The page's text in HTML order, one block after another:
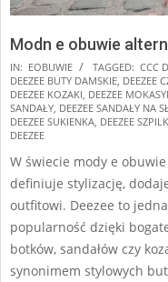
Modn e obuwie
2025-
01-
17
IN: EOBUWIE TAGGED: CCC
DEEZEE BUTY DAMSKIE DEEZEE
DEEZEE KOZAKI DEEZEE
SANDAŁY DEEZEE SANDAŁY NA
DEEZEE SUKIENKA DEEZEE
DEEZEE
W świecie mody e
definiuje stylizację,
outfitowi. Deezee to
popularność dzięki
botków, sandałów czy
synonimem stylowych